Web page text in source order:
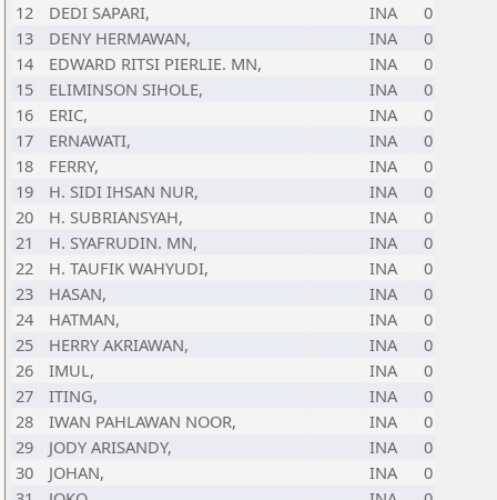
12
DEDI SAPARI, INA
0
13
DENY HERMAWAN, INA
0
14
EDWARD RITSI PIERLIE. MN, INA
0
15
ELIMINSON SIHOLE, INA
0
16
ERIC, INA
0
17
ERNAWATI, INA
0
18
FERRY, INA
0
19
H. SIDI IHSAN NUR, INA
0
20
H. SUBRIANSYAH, INA
0
21
H. SYAFRUDIN. MN, INA
0
22
H. TAUFIK WAHYUDI, INA
0
23
HASAN, INA
0
24
HATMAN, INA
0
25
HERRY AKRIAWAN, INA
0
26
IMUL, INA
0
27
ITING, INA
0
28
IWAN PAHLAWAN NOOR, INA
0
29
JODY ARISANDY, INA
0
30
JOHAN, INA
0